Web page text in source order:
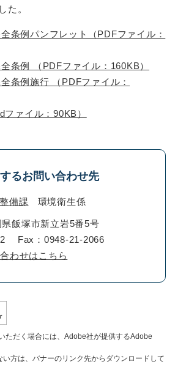
た。
条例パンフレット（PDFファイル：
条例 （PDFファイル：160KB）
条例施行 （PDFファイル：
ファイル：90KB）
るお問い合わせ先
備課 環境衛生係
県飯塚市新立岩5番5号
Fax：0948-21-2066
わせはこちら
ただく場合には、Adobe社が提供するAdobe
方は、バナーのリンク先からダウンロードして